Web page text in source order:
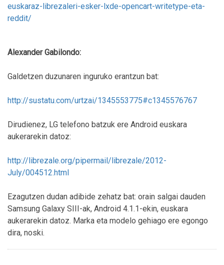
euskaraz-librezaleri-esker-lxde-opencart-writetype-eta-
reddit/
Alexander Gabilondo:
Galdetzen duzunaren inguruko erantzun bat:
http://sustatu.com/urtzai/1345553775#c1345576767
Dirudienez, LG telefono batzuk ere Android euskara
aukerarekin datoz:
http://librezale.org/pipermail/librezale/2012-
July/004512.html
Ezagutzen dudan adibide zehatz bat: orain salgai dauden
Samsung Galaxy SIII-ak, Android 4.1.1-ekin, euskara
aukerarekin datoz. Marka eta modelo gehiago ere egongo
dira, noski.